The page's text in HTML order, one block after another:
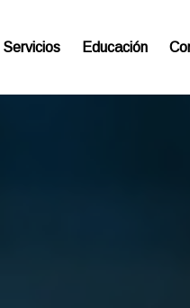
Servicios Educación